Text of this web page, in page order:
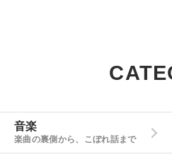
音楽
楽曲の裏側から、こぼれ話まで